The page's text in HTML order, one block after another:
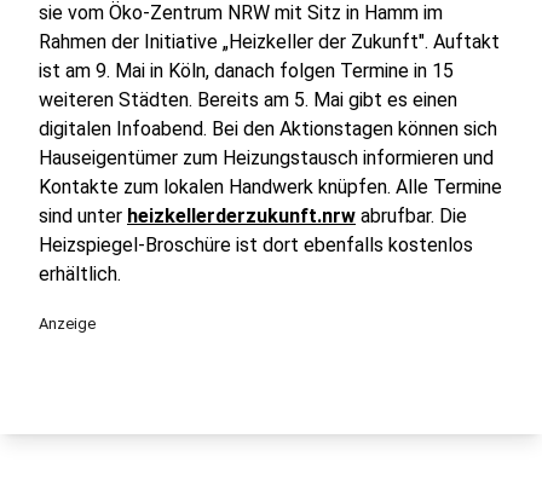
sie vom Öko-Zentrum NRW mit Sitz in Hamm im
Rahmen der Initiative „Heizkeller der Zukunft". Auftakt
ist am 9. Mai in Köln, danach folgen Termine in 15
weiteren Städten. Bereits am 5. Mai gibt es einen
digitalen Infoabend. Bei den Aktionstagen können sich
Hauseigentümer zum Heizungstausch informieren und
Kontakte zum lokalen Handwerk knüpfen. Alle Termine
sind unter heizkellerderzukunft.nrw abrufbar. Die
Heizspiegel-Broschüre ist dort ebenfalls kostenlos
erhältlich.
Anzeige